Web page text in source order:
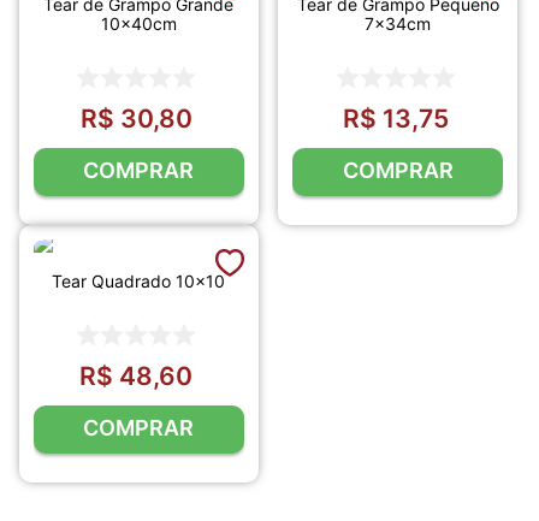
10x40cm
R$ 30,80
COMPRAR
7x34cm
R$ 13,75
COMPRAR
Tear Quadrado 10x10
R$ 48,60
COMPRAR